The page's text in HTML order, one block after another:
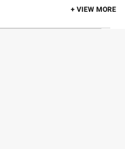
+ VIEW MORE